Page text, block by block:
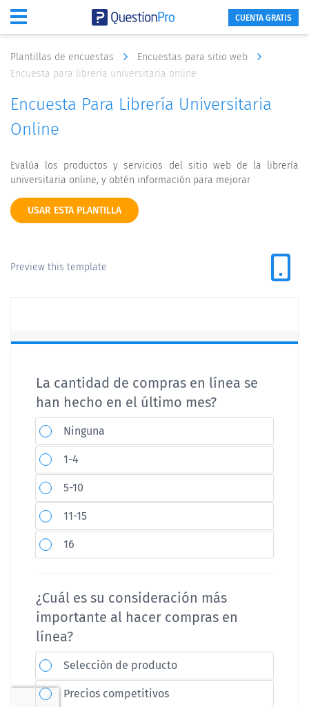
CUENTA GRATIS
Plantillas de encuestas
Encuestas para sitio web
Encuesta para librería universitaria online
Encuesta Para Librería Universitaria
Online
Evalúa los productos y servicios del sitio web de la librería
universitaria online, y obtén información para mejorar
USAR ESTA PLANTILLA
Preview this template